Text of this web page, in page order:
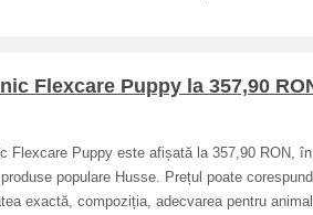
Flexcare Puppy la 357,90
Flexcare Puppy este afișată la 357,90 RON,
populare Husse. Prețul poate
exactă, compoziția, adecvarea pentru